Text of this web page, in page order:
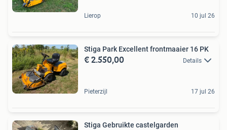
Lierop 10 jul 26
Stiga Park Excellent frontmaaier 16 PK
€ 2.550,00 Details
Pieterzijl 17 jul 26
Stiga Gebruikte castelgarden